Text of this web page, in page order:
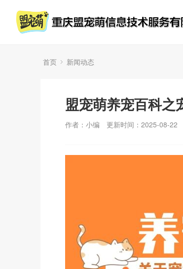
首页 新闻动态
盟宠萌养宠百科之
作者：小编 更新时间：2025-08-22